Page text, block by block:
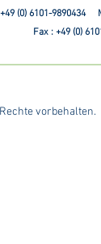
(0) 6101-9890434
Fax : +49 (0)
vorbehalten.